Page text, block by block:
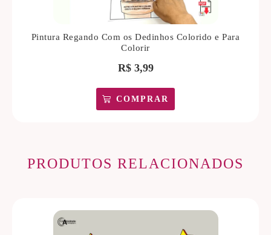
Pintura Regando Com os Dedinhos Colorido e Para
Colorir
R$3,99
COMPRAR
PRODUTOS RELACIONADOS